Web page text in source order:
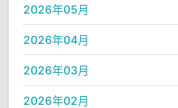
2026年05月
2026年04月
2026年03月
2026年02月